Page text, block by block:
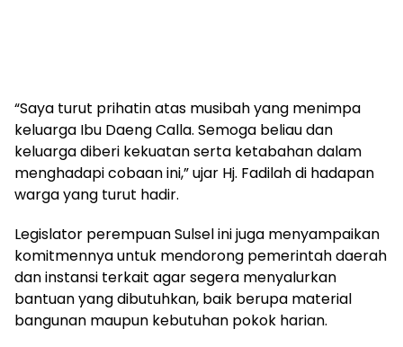
“Saya turut prihatin atas musibah yang menimpa
keluarga Ibu Daeng Calla. Semoga beliau dan
keluarga diberi kekuatan serta ketabahan dalam
menghadapi cobaan ini,” ujar Hj. Fadilah di hadapan
warga yang turut hadir.
Legislator perempuan Sulsel ini juga menyampaikan
komitmennya untuk mendorong pemerintah daerah
dan instansi terkait agar segera menyalurkan
bantuan yang dibutuhkan, baik berupa material
bangunan maupun kebutuhan pokok harian.